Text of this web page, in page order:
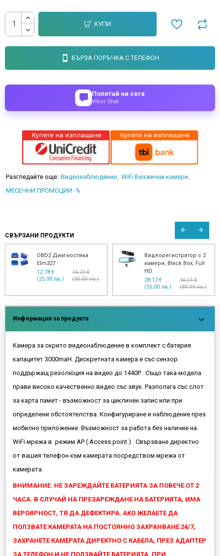
КУПИ
БЪРЗА ПОРЪЧКА С ТЕЛЕФОН
Попитай ни сега
Viber Chat
Разгледайте още: Видеонаблюдение WiFi Безжични камери
МЕСЕЧНИ ПРОМОЦИИ -%
СВЪРЗАНИ ПРОДУКТИ
OBD2 Диагностика
Elm327
12.78 €
(25.00 лв.)
15.34 €
(30.00 лв.)
Видеорегистратор с 2
камери, Black Box, Full
HD
28.12 €
(55.00 лв.)
46.01 €
(89.99 лв.)
Информация за продукта
Камера за скрито видеонаблюдение в комплект с батерия
капацитет 3000maH. Дискретната камера е със сензор
поддържащ резолюция на видео до 1440P . Също така модела
прави високо качественно видео със звук. Разполага със слот
за карта памет - възможност за цикличен запис или при
определени обстоятелства. Конфигуриране и наблюдение през
мобилно приложение. Възможност за работа без наличие на
WiFi мрежа в режим AP ( Access point ) . Свързване директно
от вашия телефон към камерата посредством мрежа от
камерата.
ВНИМАНИЕ: НЕ ЗАРЕЖДАЙТЕ БАТЕРИЯТА ЗА ПОВЕЧЕ ОТ 2
ЧАСА. В СЛУЧАЙ НА ПРЕЗАРЕЖДАНЕ НА БАТЕРИЯТА, ИМА
ВЕРОЯРНОСТ, ТЯ ДА ДЕФЕКТИРА. АКО ЖЕЛАЕТЕ ДА
ПОЛЗВАТЕ КАМЕРАТА НА ПОСТОЯННО ЗАХРАНВАНЕ 24/7,
ЗАХРАНЕТЕ КАМЕРАТА ДИРЕКТНО С КАБЕЛА, ПРЕЗ АДАПТЕР
ЗА ТЕЛЕФОН И НЕ ПОЛЗВАЙТЕ БАТЕРИЯТА. ПРИ